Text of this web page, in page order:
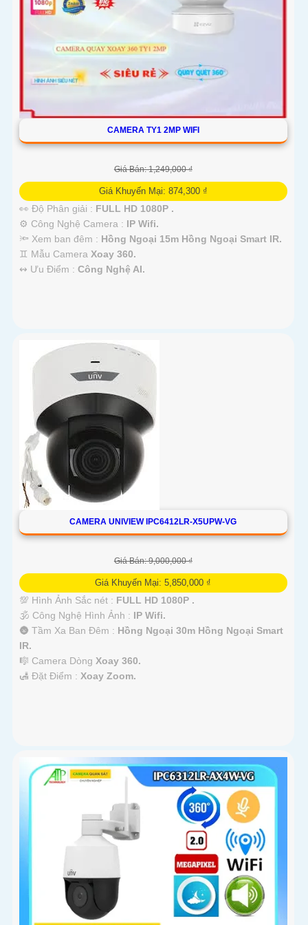
CAMERA TY1 2MP WIFI
Giá Bán: 1,249,000 ₫
Giá Khuyến Mại: 874,300 ₫
👀 Độ Phân giải : FULL HD 1080P .
⚙ Công Nghệ Camera : IP Wifi.
🔦 Xem ban đêm : Hồng Ngoại 15m Hồng Ngoại Smart IR.
♊ Mẫu Camera Xoay 360.
️↭ Ưu Điểm : Công Nghệ AI.
CAMERA UNIVIEW IPC6412LR-X5UPW-VG
Giá Bán: 9,000,000 ₫
Giá Khuyến Mại: 5,850,000 ₫
💯 Hình Ảnh Sắc nét : FULL HD 1080P .
🕉️ Công Nghệ Hình Ảnh : IP Wifi.
🌚 Tầm Xa Ban Đêm : Hồng Ngoại 30m Hồng Ngoại Smart
IR.
🎼️ Camera Dòng Xoay 360.
️🛃 Đặt Điểm : Xoay Zoom.